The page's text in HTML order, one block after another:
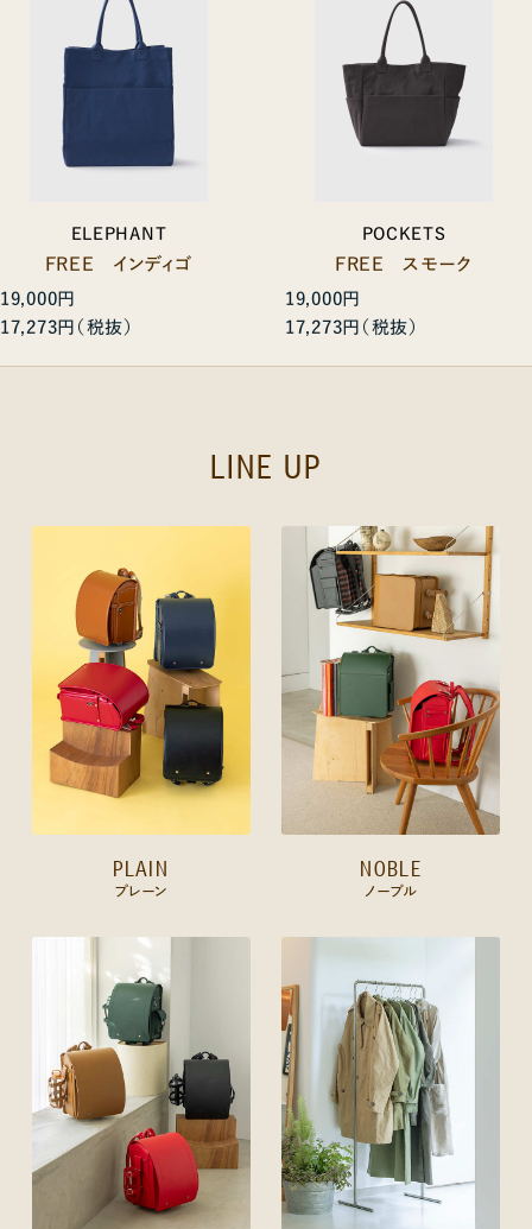
ELEPHANT
FREE インディゴ
19,000円
17,273円
POCKETS
FREE スモーク
19,000円
17,273円
LINE UP
PLAIN
プレーン
NOBLE
ノーブル